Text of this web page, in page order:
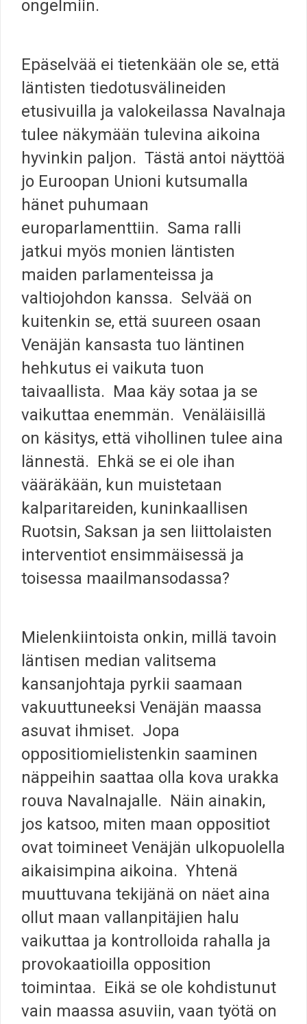
ongelmiin.
Epäselvää ei tietenkään ole se, että
läntisten tiedotusvälineiden
etusivuilla ja valokeilassa Navalnaja
tulee näkymään tulevina aikoina
hyvinkin paljon. Tästä antoi näyttöä
jo Euroopan Unioni kutsumalla
hänet puhumaan
europarlamenttiin. Sama ralli
jatkui myös monien läntisten
maiden parlamenteissa ja
valtiojohdon kanssa. Selvää on
kuitenkin se, että suureen osaan
Venäjän kansasta tuo läntinen
hehkutus ei vaikuta tuon
taivaallista. Maa käy sotaa ja se
vaikuttaa enemmän. Venäläisillä
on käsitys, että vihollinen tulee aina
lännestä. Ehkä se ei ole ihan
vääräkään, kun muistetaan
kalparitareiden, kuninkaallisen
Ruotsin, Saksan ja sen liittolaisten
interventiot ensimmäisessä ja
toisessa maailmansodassa?
Mielenkiintoista onkin, millä tavoin
läntisen median valitsema
kansanjohtaja pyrkii saamaan
vakuuttuneeksi Venäjän maassa
asuvat ihmiset. Jopa
oppositiomielistenkin saaminen
näppeihin saattaa olla kova urakka
rouva Navalnajalle. Näin ainakin,
jos katsoo, miten maan oppositiot
ovat toimineet Venäjän ulkopuolella
aikaisimpina aikoina. Yhtenä
muuttuvana tekijänä on näet aina
ollut maan vallanpitäjien halu
vaikuttaa ja kontrolloida rahalla ja
provokaatioilla opposition
toimintaa. Eikä se ole kohdistunut
vain maassa asuviin, vaan työtä on